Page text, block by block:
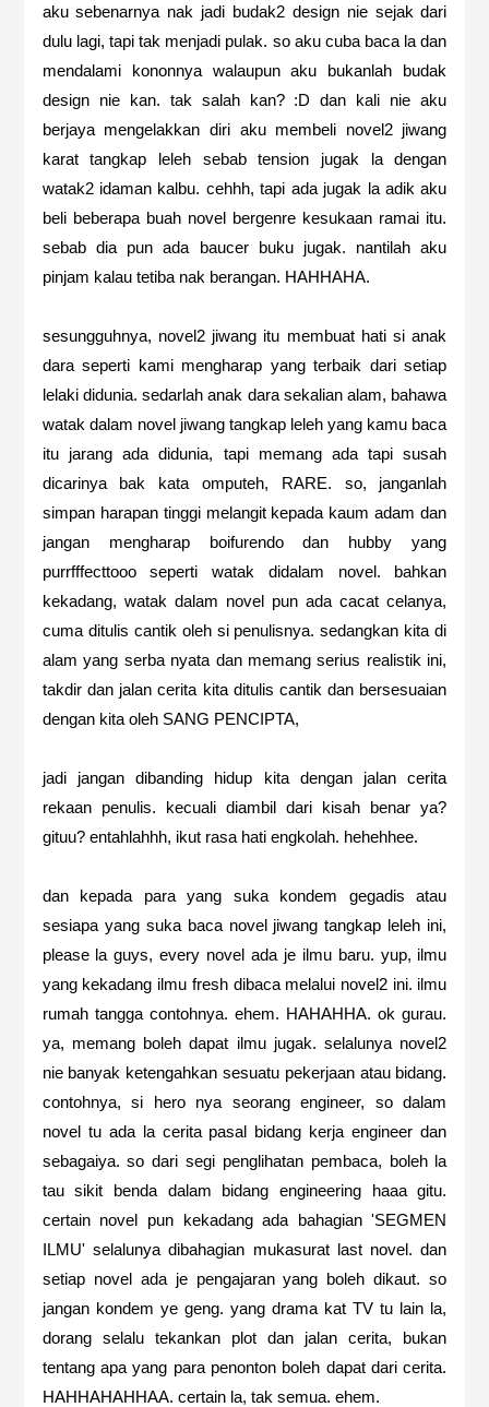
aku sebenarnya nak jadi budak2 design nie sejak dari
dulu lagi, tapi tak menjadi pulak. so aku cuba baca la dan
mendalami kononnya walaupun aku bukanlah budak
design nie kan. tak salah kan? :D dan kali nie aku
berjaya mengelakkan diri aku membeli novel2 jiwang
karat tangkap leleh sebab tension jugak la dengan
watak2 idaman kalbu. cehhh, tapi ada jugak la adik aku
beli beberapa buah novel bergenre kesukaan ramai itu.
sebab dia pun ada baucer buku jugak. nantilah aku
pinjam kalau tetiba nak berangan. HAHHAHA.
sesungguhnya, novel2 jiwang itu membuat hati si anak
dara seperti kami mengharap yang terbaik dari setiap
lelaki didunia. sedarlah anak dara sekalian alam, bahawa
watak dalam novel jiwang tangkap leleh yang kamu baca
itu jarang ada didunia, tapi memang ada tapi susah
dicarinya bak kata omputeh, RARE. so, janganlah
simpan harapan tinggi melangit kepada kaum adam dan
jangan mengharap boifurendo dan hubby yang
purrfffecttooo seperti watak didalam novel. bahkan
kekadang, watak dalam novel pun ada cacat celanya,
cuma ditulis cantik oleh si penulisnya. sedangkan kita di
alam yang serba nyata dan memang serius realistik ini,
takdir dan jalan cerita kita ditulis cantik dan bersesuaian
dengan kita oleh SANG PENCIPTA,
jadi jangan dibanding hidup kita dengan jalan cerita
rekaan penulis. kecuali diambil dari kisah benar ya?
gituu? entahlahhh, ikut rasa hati engkolah. hehehhee.
dan kepada para yang suka kondem gegadis atau
sesiapa yang suka baca novel jiwang tangkap leleh ini,
please la guys, every novel ada je ilmu baru. yup, ilmu
yang kekadang ilmu fresh dibaca melalui novel2 ini. ilmu
rumah tangga contohnya. ehem. HAHAHHA. ok gurau.
ya, memang boleh dapat ilmu jugak. selalunya novel2
nie banyak ketengahkan sesuatu pekerjaan atau bidang.
contohnya, si hero nya seorang engineer, so dalam
novel tu ada la cerita pasal bidang kerja engineer dan
sebagaiya. so dari segi penglihatan pembaca, boleh la
tau sikit benda dalam bidang engineering haaa gitu.
certain novel pun kekadang ada bahagian 'SEGMEN
ILMU' selalunya dibahagian mukasurat last novel. dan
setiap novel ada je pengajaran yang boleh dikaut. so
jangan kondem ye geng. yang drama kat TV tu lain la,
dorang selalu tekankan plot dan jalan cerita, bukan
tentang apa yang para penonton boleh dapat dari cerita.
HAHHAHAHHAA. certain la, tak semua. ehem.